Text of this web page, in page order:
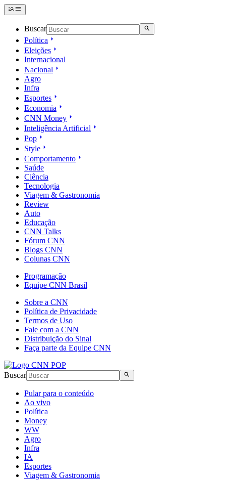
Buscar
Política
Eleições
Internacional
Nacional
Agro
Infra
Esportes
Economia
CNN Money
Inteligência Artificial
Pop
Style
Comportamento
Saúde
Ciência
Tecnologia
Viagem & Gastronomia
Review
Auto
Educação
CNN Talks
Fórum CNN
Blogs CNN
Colunas CNN
Programação
Equipe CNN Brasil
Sobre a CNN
Política de Privacidade
Termos de Uso
Fale com a CNN
Distribuição do Sinal
Faça parte da Equipe CNN
Buscar
Pular para o conteúdo
Ao vivo
Política
Money
WW
Agro
Infra
IA
Esportes
Viagem & Gastronomia